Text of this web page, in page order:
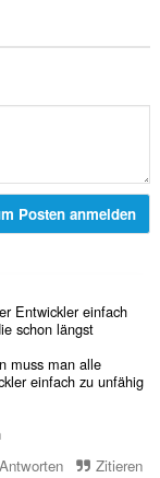
Posten anmelden
Entwickler einfach
schon längst
muss man alle
einfach zu unfähig
Antworten Zitieren